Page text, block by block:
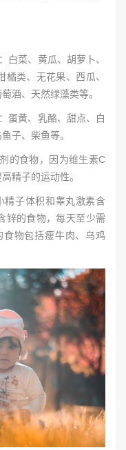
菜、黄瓜、胡萝卜、
类、无花果、西瓜、
酒、天然绿藻类等。
黄、乳酪、甜点、白
子、柴鱼等。
食物，因为维生素C
精子的运动性。
子体积和睾丸激素含
锌的食物，每天至少需
物包括瘦牛肉、乌鸡